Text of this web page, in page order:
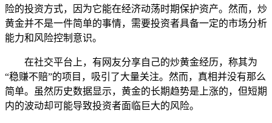
险的投资方式，因为它能在经济动荡时期保护资产。然而，炒
黄金并不是一件简单的事情，需要投资者具备一定的市场分析
能力和风险控制意识。
在社交平台上，有网友分享自己的炒黄金经历，称其为
“稳赚不赔”的项目，吸引了大量关注。然而，真相并没有那么
简单。虽然历史数据显示，黄金的长期趋势是上涨的，但短期
内的波动却可能导致投资者面临巨大的风险。